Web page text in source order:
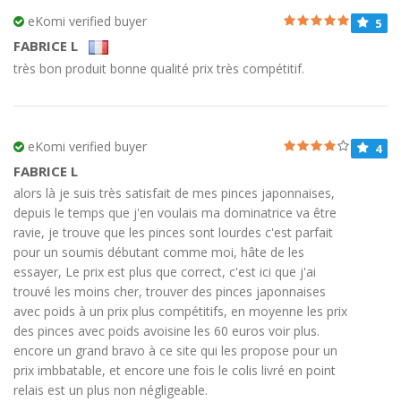
eKomi verified buyer
FABRICE L
5
très bon produit bonne qualité prix très compétitif.
eKomi verified buyer
FABRICE L
4
alors là je suis très satisfait de mes pinces japonnaises,
depuis le temps que j'en voulais ma dominatrice va être
ravie, je trouve que les pinces sont lourdes c'est parfait
pour un soumis débutant comme moi, hâte de les
essayer, Le prix est plus que correct, c'est ici que j'ai
trouvé les moins cher, trouver des pinces japonnaises
avec poids à un prix plus compétitifs, en moyenne les prix
des pinces avec poids avoisine les 60 euros voir plus.
encore un grand bravo à ce site qui les propose pour un
prix imbbatable, et encore une fois le colis livré en point
relais est un plus non négligeable.